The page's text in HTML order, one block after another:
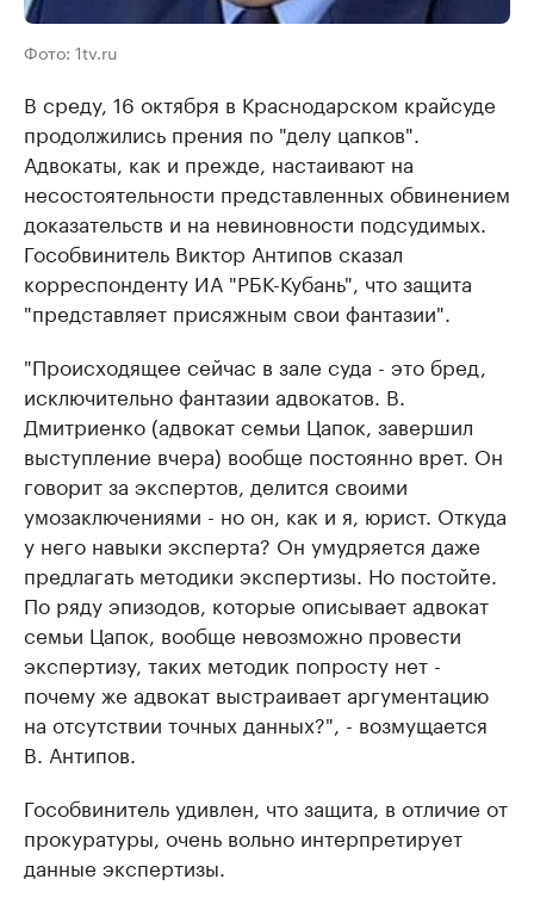
Фото: 1tv.ru
В среду, 16 октября в Краснодарском крайсуде
продолжились прения по "делу цапков".
Адвокаты, как и прежде, настаивают на
несостоятельности представленных обвинением
доказательств и на невиновности подсудимых.
Гособвинитель Виктор Антипов сказал
корреспонденту ИА "РБК-Кубань", что защита
"представляет присяжным свои фантазии".
"Происходящее сейчас в зале суда - это бред,
исключительно фантазии адвокатов. В.
Дмитриенко (адвокат семьи Цапок, завершил
выступление вчера) вообще постоянно врет. Он
говорит за экспертов, делится своими
умозаключениями - но он, как и я, юрист. Откуда
у него навыки эксперта? Он умудряется даже
предлагать методики экспертизы. Но постойте.
По ряду эпизодов, которые описывает адвокат
семьи Цапок, вообще невозможно провести
экспертизу, таких методик попросту нет -
почему же адвокат выстраивает аргументацию
на отсутствии точных данных?", - возмущается
В. Антипов.
Гособвинитель удивлен, что защита, в отличие от
прокуратуры, очень вольно интерпретирует
данные экспертизы.